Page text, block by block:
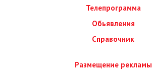
Телепрограмма
Обьявления
Справочник
Размещение рекламы